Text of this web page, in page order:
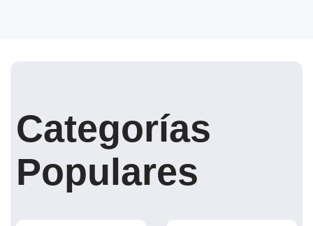
Categorías
Populares